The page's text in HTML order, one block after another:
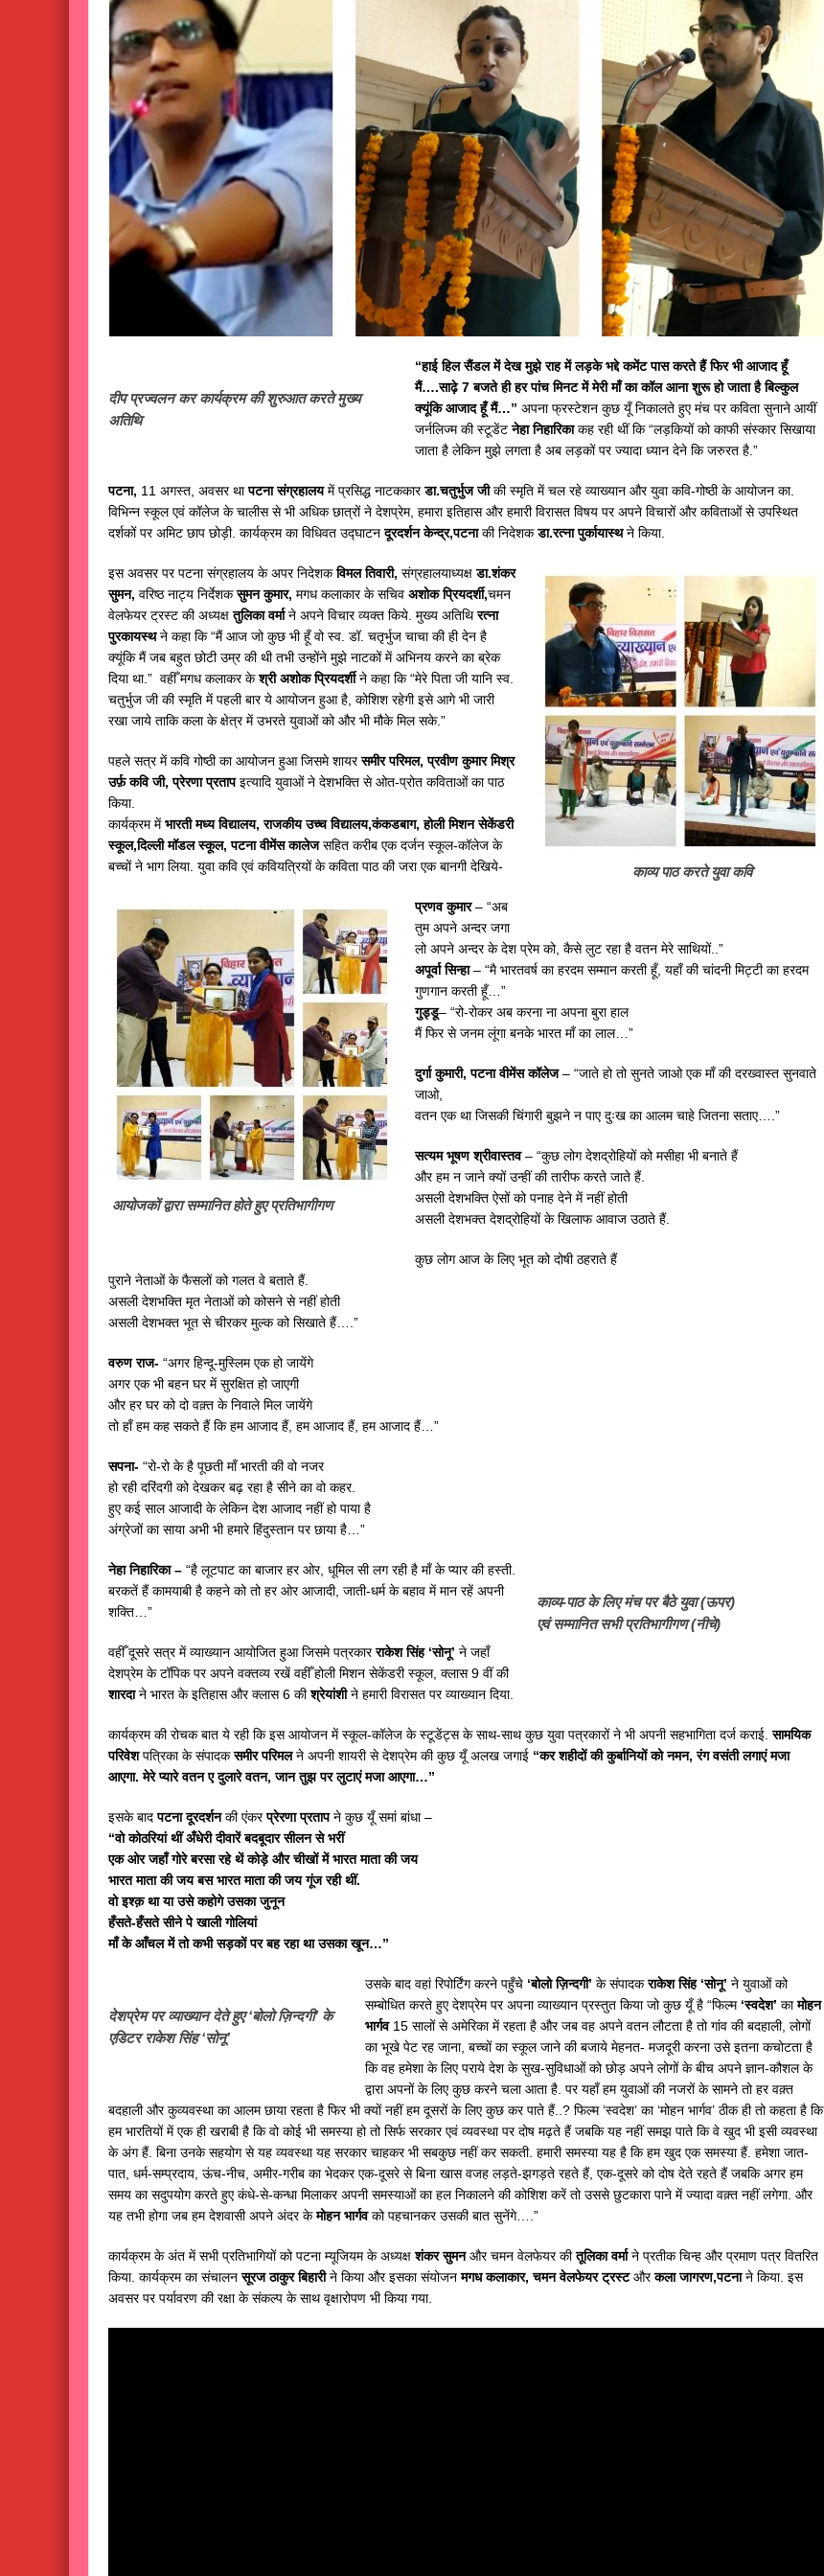
दीप प्रज्वलन कर कार्यक्रम की शुरुआत करते मुख्य
अतिथि
“हाई हिल सैंडल में देख मुझे राह में लड़के भद्दे कमेंट पास करते हैं फिर भी आजाद हूँ
मैं….साढ़े 7 बजते ही हर पांच मिनट में मेरी माँ का कॉल आना शुरू हो जाता है बिल्कुल
क्यूंकि आजाद हूँ मैं…” अपना फ्रस्टेशन कुछ यूँ निकालते हुए मंच पर कविता सुनाने आयीं
जर्नलिज्म की स्टूडेंटनेहा निहारिकाकह रही थीं कि “लड़कियों को काफी संस्कार सिखाया
जाता है लेकिन मुझे लगता है अब लड़कों पर ज्यादा ध्यान देने कि जरुरत है.”
पटना, 11 अगस्त, अवसर थापटना संग्रहालयमें प्रसिद्ध नाटककारडा.चतुर्भुज जीकी स्मृति में चल रहे व्याख्यान और युवा कवि-गोष्ठी के आयोजन का.
विभिन्न स्कूल एवं कॉलेज के चालीस से भी अधिक छात्रों ने देशप्रेम, हमारा इतिहास और हमारी विरासत विषय पर अपने विचारों और कविताओं से उपस्थित
दर्शकों पर अमिट छाप छोड़ी. कार्यक्रम का विधिवत उद्घाटनदूरदर्शन केन्द्र,पटनाकी निदेशकडा.रत्ना पुर्कायास्थने किया.
काव्य पाठ करते युवा कवि
इस अवसर पर पटना संग्रहालय के अपर निदेशकविमल तिवारी, संग्रहालयाध्यक्षडा.शंकर
सुमन, वरिष्ठ नाट्य निर्देशकसुमन कुमार, मगध कलाकार के सचिव अशोक प्रियदर्शी,चमन
वेलफेयर ट्रस्ट की अध्यक्षतुलिका वर्माने अपने विचार व्यक्त किये. मुख्य अतिथिरत्ना
पुरकायस्थने कहा कि “मैं आज जो कुछ भी हूँ वो स्व. डॉ. चतृर्भुज चाचा की ही देन है
क्यूंकि मैं जब बहुत छोटी उम्र की थी तभी उन्होंने मुझे नाटकों में अभिनय करने का ब्रेक
दिया था.” वहीँ मगध कलाकर केश्री अशोक प्रियदर्शीने कहा कि “मेरे पिता जी यानि स्व.
चतुर्भुज जी की स्मृति में पहली बार ये आयोजन हुआ है, कोशिश रहेगी इसे आगे भी जारी
रखा जाये ताकि कला के क्षेत्र में उभरते युवाओं को और भी मौके मिल सके.”
पहले सत्र में कवि गोष्ठी का आयोजन हुआ जिसमे शायरसमीर परिमल, प्रवीण कुमार मिश्र
उर्फ़ कवि जी, प्रेरणा प्रतापइत्यादि युवाओं ने देशभक्ति से ओत-प्रोत कविताओं का पाठ
किया.
कार्यक्रम मेंभारती मध्य विद्यालय, राजकीय उच्च विद्यालय,कंकडबाग, होली मिशन सेकेंडरी
स्कूल,दिल्ली मॉडल स्कूल, पटना वीमेंस कालेजसहित करीब एक दर्जन स्कूल-कॉलेज के
बच्चों ने भाग लिया. युवा कवि एवं कवियत्रियों के कविता पाठ की जरा एक बानगी देखिये-
आयोजकों द्वारा सम्मानित होते हुए प्रतिभागीगण
प्रणव कुमार– “अब
तुम अपने अन्दर जगा
लो अपने अन्दर के देश प्रेम को, कैसे लुट रहा है वतन मेरे साथियों..”
अपूर्वा सिन्हा– “मै भारतवर्ष का हरदम सम्मान करती हूँ, यहाँ की चांदनी मिट्टी का हरदम
गुणगान करती हूँ…”
गुड्डू– “रो-रोकर अब करना ना अपना बुरा हाल
मैं फिर से जनम लूंगा बनके भारत माँ का लाल…”
दुर्गा कुमारी, पटना वीमेंस कॉलेज– “जाते हो तो सुनते जाओ एक माँ की दरख्वास्त सुनवाते
जाओ,
वतन एक था जिसकी चिंगारी बुझने न पाए दुःख का आलम चाहे जितना सताए….”
सत्यम भूषण श्रीवास्तव– “कुछ लोग देशद्रोहियों को मसीहा भी बनाते हैं
और हम न जाने क्यों उन्हीं की तारीफ करते जाते हैं.
असली देशभक्ति ऐसों को पनाह देने में नहीं होती
असली देशभक्त देशद्रोहियों के खिलाफ आवाज उठाते हैं.
कुछ लोग आज के लिए भूत को दोषी ठहराते हैं
पुराने नेताओं के फैसलों को गलत वे बताते हैं.
असली देशभक्ति मृत नेताओं को कोसने से नहीं होती
असली देशभक्त भूत से चीरकर मुल्क को सिखाते हैं….”
वरुण राज- “अगर हिन्दू-मुस्लिम एक हो जायेंगे
अगर एक भी बहन घर में सुरक्षित हो जाएगी
और हर घर को दो वक़्त के निवाले मिल जायेंगे
तो हाँ हम कह सकते हैं कि हम आजाद हैं, हम आजाद हैं, हम आजाद हैं…”
सपना- “रो-रो के है पूछती माँ भारती की वो नजर
हो रही दरिंदगी को देखकर बढ़ रहा है सीने का वो कहर.
हुए कई साल आजादी के लेकिन देश आजाद नहीं हो पाया है
अंग्रेजों का साया अभी भी हमारे हिंदुस्तान पर छाया है…”
काव्य-पाठ के लिए मंच पर बैठे युवा (ऊपर)
एवं सम्मानित सभी प्रतिभागीगण (नीचे)
नेहा निहारिका – “है लूटपाट का बाजार हर ओर, धूमिल सी लग रही है माँ के प्यार की हस्ती.
बरकतें हैं कामयाबी है कहने को तो हर ओर आजादी, जाती-धर्म के बहाव में मान रहें अपनी
शक्ति…”
वहीँ दूसरे सत्र में व्याख्यान आयोजित हुआ जिसमे पत्रकारराकेश सिंह ‘सोनू’ ने जहाँ
देशप्रेम के टॉपिक पर अपने वक्तव्य रखें वहीँ होली मिशन सेकेंडरी स्कूल, क्लास 9 वीं की
शारदाने भारत के इतिहास और क्लास 6 कीश्रेयांशीने हमारी विरासत पर व्याख्यान दिया.
कार्यक्रम की रोचक बात ये रही कि इस आयोजन में स्कूल-कॉलेज के स्टूडेंट्स के साथ-साथ कुछ युवा पत्रकारों ने भी अपनी सहभागिता दर्ज कराई.सामयिक
परिवेशपत्रिका के संपादकसमीर परिमलने अपनी शायरी से देशप्रेम की कुछ यूँ अलख जगाई “कर शहीदों की कुर्बानियों को नमन, रंग वसंती लगाएं मजा
आएगा. मेरे प्यारे वतन ए दुलारे वतन, जान तुझ पर लुटाएं मजा आएगा…”
इसके बादपटना दूरदर्शनकी एंकरप्रेरणा प्रतापने कुछ यूँ समां बांधा –
“वो कोठरियां थीं अँधेरी दीवारें बदबूदार सीलन से भरीं
एक ओर जहाँ गोरे बरसा रहे थें कोड़े और चीखों में भारत माता की जय
भारत माता की जय बस भारत माता की जय गूंज रही थीं.
वो इश्क़ था या उसे कहोगे उसका जुनून
हँसते-हँसते सीने पे खाली गोलियां
माँ के आँचल में तो कभी सड़कों पर बह रहा था उसका खून…”
देशप्रेम पर व्याख्यान देते हुए ‘बोलो ज़िन्दगी’ के
एडिटर राकेश सिंह ‘सोनू’
उसके बाद वहां रिपोर्टिंग करने पहुँचे ‘बोलो ज़िन्दगी’ के संपादकराकेश सिंह ‘सोनू’ ने युवाओं को
सम्बोधित करते हुए देशप्रेम पर अपना व्याख्यान प्रस्तुत किया जो कुछ यूँ है “फिल्म ‘स्वदेश’ कामोहन
भार्गव15 सालों से अमेरिका में रहता है और जब वह अपने वतन लौटता है तो गांव की बदहाली, लोगों
का भूखे पेट रह जाना, बच्चों का स्कूल जाने की बजाये मेहनत- मजदूरी करना उसे इतना कचोटता है
कि वह हमेशा के लिए पराये देश के सुख-सुविधाओं को छोड़ अपने लोगों के बीच अपने ज्ञान-कौशल के
द्वारा अपनों के लिए कुछ करने चला आता है. पर यहाँ हम युवाओं की नजरों के सामने तो हर वक़्त
बदहाली और कुव्यवस्था का आलम छाया रहता है फिर भी क्यों नहीं हम दूसरों के लिए कुछ कर पाते हैं..? फिल्म ‘स्वदेश’ का ‘मोहन भार्गव’ ठीक ही तो कहता है कि
हम भारतियों में एक ही खराबी है कि वो कोई भी समस्या हो तो सिर्फ सरकार एवं व्यवस्था पर दोष मढ़ते हैं जबकि यह नहीं समझ पाते कि वे खुद भी इसी व्यवस्था
के अंग हैं. बिना उनके सहयोग से यह व्यवस्था यह सरकार चाहकर भी सबकुछ नहीं कर सकती. हमारी समस्या यह है कि हम खुद एक समस्या हैं. हमेशा जात-
पात, धर्म-सम्प्रदाय, ऊंच-नीच, अमीर-गरीब का भेदकर एक-दूसरे से बिना खास वजह लड़ते-झगड़ते रहते हैं, एक-दूसरे को दोष देते रहते हैं जबकि अगर हम
समय का सदुपयोग करते हुए कंधे-से-कन्धा मिलाकर अपनी समस्याओं का हल निकालने की कोशिश करें तो उससे छुटकारा पाने में ज्यादा वक़्त नहीं लगेगा. और
यह तभी होगा जब हम देशवासी अपने अंदर केमोहन भार्गवको पहचानकर उसकी बात सुनेंगे….”
कार्यक्रम के अंत में सभी प्रतिभागियों को पटना म्यूजियम के अध्यक्षशंकर सुमनऔर चमन वेलफेयर कीतूलिका वर्माने प्रतीक चिन्ह और प्रमाण पत्र वितरित
किया. कार्यक्रम का संचालनसूरज ठाकुर बिहारीने किया और इसका संयोजनमगध कलाकार, चमन वेलफेयर ट्रस्टऔरकला जागरण,पटनाने किया. इस
अवसर पर पर्यावरण की रक्षा के संकल्प के साथ वृक्षारोपण भी किया गया.